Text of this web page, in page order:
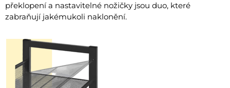
překlopení a nastavitelné nožičky jsou duo, které
zabraňují jakémukoli naklonění.